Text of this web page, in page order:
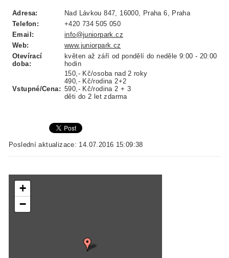
Adresa:
Nad Lávkou 847, 16000, Praha 6, Praha
Telefon:
+420 734 505 050
Email:
info@juniorpark.cz
Web:
www.juniorpark.cz
Otevírací
doba:
květen až září od pondělí do neděle 9:00 - 20:00
hodin
Vstupné/Cena:
150,- Kč/osoba nad 2 roky
490,- Kč/rodina 2+2
590,- Kč/rodina 2 + 3
děti do 2 let zdarma
Poslední aktualizace: 14.07.2016 15:09:38
+
−